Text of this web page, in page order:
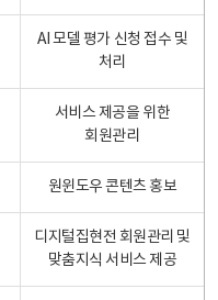
AI 모델 평가 신청 접수 및
처리
서비스 제공을 위한
회원관리
원윈도우 콘텐츠 홍보
디지털집현전 회원관리 및
맞춤지식 서비스 제공